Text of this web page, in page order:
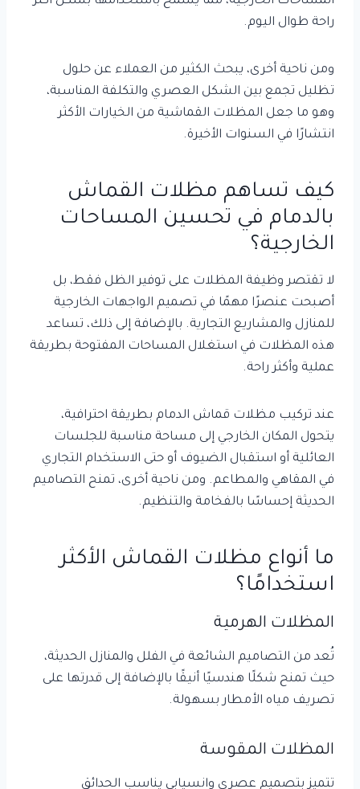
راحة طوال اليوم.
ومن ناحية أخرى، يبحث الكثير من العملاء عن حلول
تظليل تجمع بين الشكل العصري والتكلفة المناسبة،
وهو ما جعل المظلات القماشية من الخيارات الأكثر
انتشارًا في السنوات الأخيرة.
كيف تساهم مظلات القماش
بالدمام في تحسين المساحات
الخارجية؟
لا تقتصر وظيفة المظلات على توفير الظل فقط، بل
أصبحت عنصرًا مهمًا في تصميم الواجهات الخارجية
للمنازل والمشاريع التجارية. بالإضافة إلى ذلك، تساعد
هذه المظلات في استغلال المساحات المفتوحة بطريقة
عملية وأكثر راحة.
عند تركيب مظلات قماش الدمام بطريقة احترافية،
يتحول المكان الخارجي إلى مساحة مناسبة للجلسات
العائلية أو استقبال الضيوف أو حتى الاستخدام التجاري
في المقاهي والمطاعم. ومن ناحية أخرى، تمنح التصاميم
الحديثة إحساسًا بالفخامة والتنظيم.
ما أنواع مظلات القماش الأكثر
استخدامًا؟
المظلات الهرمية
تُعد من التصاميم الشائعة في الفلل والمنازل الحديثة،
حيث تمنح شكلًا هندسيًا أنيقًا بالإضافة إلى قدرتها على
تصريف مياه الأمطار بسهولة.
المظلات المقوسة
تتميز بتصميم عصري وانسيابي يناسب الحدائق